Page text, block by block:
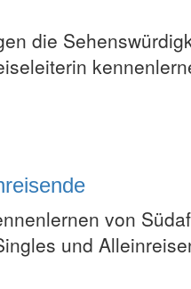
die
von
und